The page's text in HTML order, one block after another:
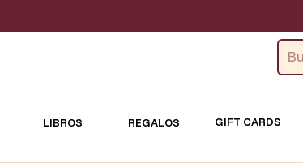
LIBROS REGALOS GIFT CARDS